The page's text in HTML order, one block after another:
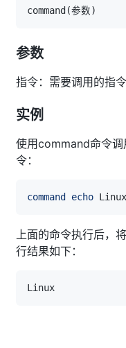
command (参数)
参数
指令：需要调用的指令
实例
使用command命令调
令：
command echo
上面的命令执行后，
行结果如下：